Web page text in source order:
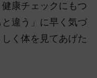
康チェックにもつ
違う」に早く気づ
く体を見てあげた